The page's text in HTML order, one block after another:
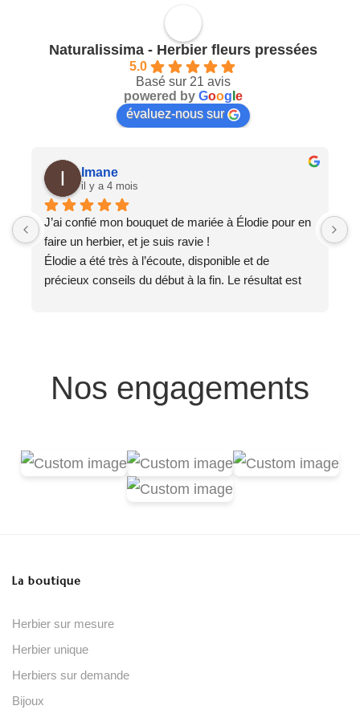
Naturalissima - Herbier fleurs pressées
5.0
Basé sur 21 avis
powered by Goog e
évaluez-nous sur
Imane
il y a 4 mois
J’ai confié mon bouquet de mariée à Élodie pour en
faire un herbier, et je suis ravie !
Élodie a été très à l’écoute, disponible et de
précieux conseils du début à la fin. Le résultat est
Nos engagements
La boutique
Herbier sur mesure
Herbier unique
Herbiers sur demande
Bijoux